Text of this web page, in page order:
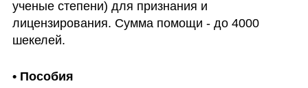
ученые степени) для признания и
лицензирования. Сумма помощи - до 4000
шекелей.
• Пособия